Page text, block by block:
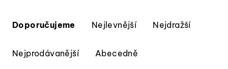
Doporučujeme Nejlevnější Nejdražší
Nejprodávanější Abecedně